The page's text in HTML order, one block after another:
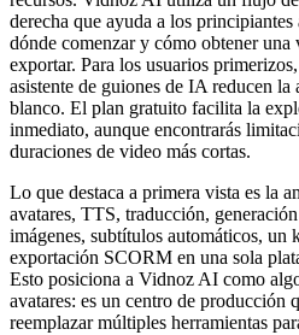
derecha que ayuda a los
dónde comenzar y cómo obtener
exportar. Para los usuarios
asistente de guiones de IA reducen la
blanco. El plan gratuito facilita la
inmediato, aunque encontrarás
duraciones de video más cortas.
Lo que destaca a primera vista es la
avatares, TTS, traducción,
imágenes, subtítulos automáticos, un
exportación SCORM en una sola
Esto posiciona a Vidnoz AI como
avatares: es un centro de producción
reemplazar múltiples herramientas